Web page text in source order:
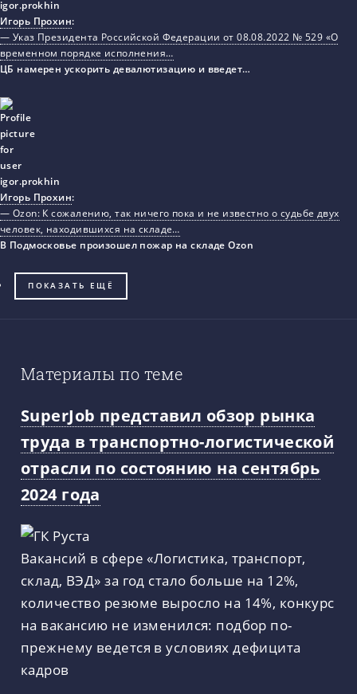
Игорь Прохин:
— Указ Президента Российской Федерации от 08.08.2022 № 529 «О
временном порядке исполнения…
ЦБ намерен ускорить девалютизацию и введет…
Игорь Прохин:
— Ozon: К сожалению, так ничего пока и не известно о судьбе двух
человек, находившихся на складе…
В Подмосковье произошел пожар на складе Ozon
ПОКАЗАТЬ ЕЩЁ
Материалы по теме
SuperJob представил обзор рынка
труда в транспортно-логистической
отрасли по состоянию на сентябрь
2024 года
Вакансий в сфере «Логистика, транспорт,
склад, ВЭД» за год стало больше на 12%,
количество резюме выросло на 14%, конкурс
на вакансию не изменился: подбор по-
прежнему ведется в условиях дефицита
кадров